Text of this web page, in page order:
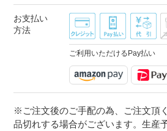
お支払い
方法
ご利用いただけるPay払い
※ご注文後のご手配の為、ご注文頂
品切れする場合がございます。生産